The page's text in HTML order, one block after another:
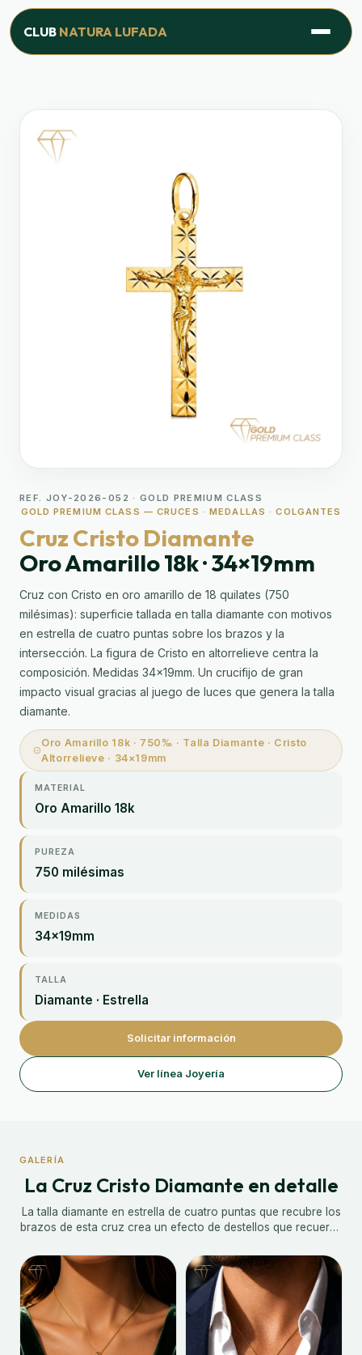
CLUB NATURA LUFADA
REF. JOY-2026-052 · GOLD PREMIUM CLASS
GOLD PREMIUM CLASS — CRUCES · MEDALLAS · COLGANTES
Cruz Cristo Diamante
Oro Amarillo 18k · 34×19mm
Cruz con Cristo en oro amarillo de 18 quilates (750
milésimas): superficie tallada en talla diamante con motivos
en estrella de cuatro puntas sobre los brazos y la
intersección. La figura de Cristo en altorrelieve centra la
composición. Medidas 34×19mm. Un crucifijo de gran
impacto visual gracias al juego de luces que genera la talla
diamante.
Oro Amarillo 18k · 750‰ · Talla Diamante · Cristo
Altorrelieve · 34×19mm
MATERIAL
Oro Amarillo 18k
PUREZA
750 milésimas
MEDIDAS
34×19mm
TALLA
Diamante · Estrella
Solicitar información
Ver línea Joyería
GALERÍA
La Cruz Cristo Diamante en detalle
La talla diamante en estrella de cuatro puntas que recubre los
brazos de esta cruz crea un efecto de destellos que recuerda
refleja la luz desde un ángulo diferente, generando un
movimiento luminoso continuo y cambiante. Un crucifijo que,
sin necesidad de piedras preciosas, brilla con la intensidad de
ellas.